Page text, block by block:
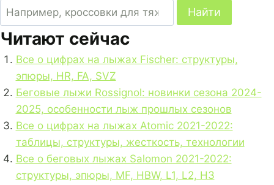
Поиск
по
сайту
Найти
Читают сейчас
Все о цифрах на лыжах Fischer: структуры,
эпюры, HR, FA, SVZ
Беговые лыжи Rossignol: новинки сезона 2024-
2025, особенности лыж прошлых сезонов
Все о цифрах на лыжах Atomic 2021-2022:
таблицы, структуры, жесткость, технологии
Все о беговых лыжах Salomon 2021-2022:
структуры, эпюры, MF, HBW, L1, L2, H3